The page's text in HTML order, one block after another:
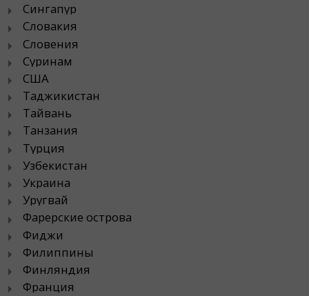
Сингапур
Словакия
Словения
Суринам
США
Таджикистан
Тайвань
Танзания
Турция
Узбекистан
Украина
Уругвай
Фарерские острова
Фиджи
Филиппины
Финляндия
Франция